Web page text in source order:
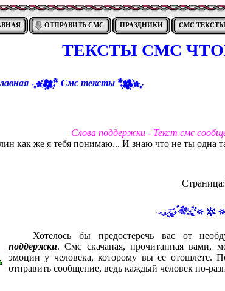
ОТПРАВИТЬ СМС ПРАЗДНИКИ СМС ТЕКСТЫ
ТЕКСТЫ СМС
Смс тексты
Слова поддержки - Текст смс
как же я тебя понимаю... И знаю что не ты одна
Страница:
Хотелось бы предостеречь вас от
поддержки. Смс скачаная, прочитанная вами,
эмоции у человека, которому вы ее отошлете.
отправить сообщение, ведь каждый человек по-